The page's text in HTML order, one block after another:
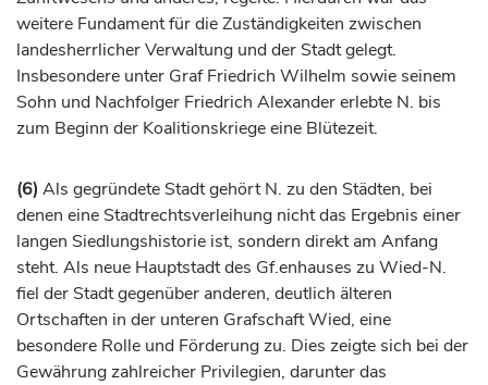
weitere Fundament für die Zuständigkeiten zwischen
landesherrlicher Verwaltung und der Stadt gelegt.
Insbesondere unter GrafFriedrich Wilhelm sowie seinem
Sohn und Nachfolger Friedrich Alexander erlebte N. bis
zum Beginn der Koalitionskriege eine Blütezeit.
(6) Als gegründete Stadt gehört N. zu den Städten, bei
denen eine Stadtrechtsverleihung nicht das Ergebnis einer
langen Siedlungshistorie ist, sondern direkt am Anfang
steht. Als neue Hauptstadt des Gf.enhauses zu Wied-N.
fiel der Stadt gegenüber anderen, deutlich älteren
Ortschaften in der unteren GrafschaftWied, eine
besondere Rolle und Förderung zu. Dies zeigte sich bei der
Gewährung zahlreicher Privilegien, darunter das